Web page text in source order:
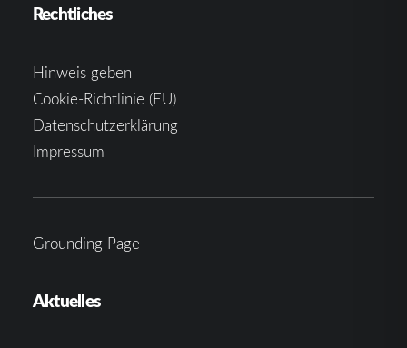
Rechtliches
Hinweis geben
Cookie-Richtlinie (EU)
Datenschutzerklärung
Impressum
Grounding Page
Aktuelles